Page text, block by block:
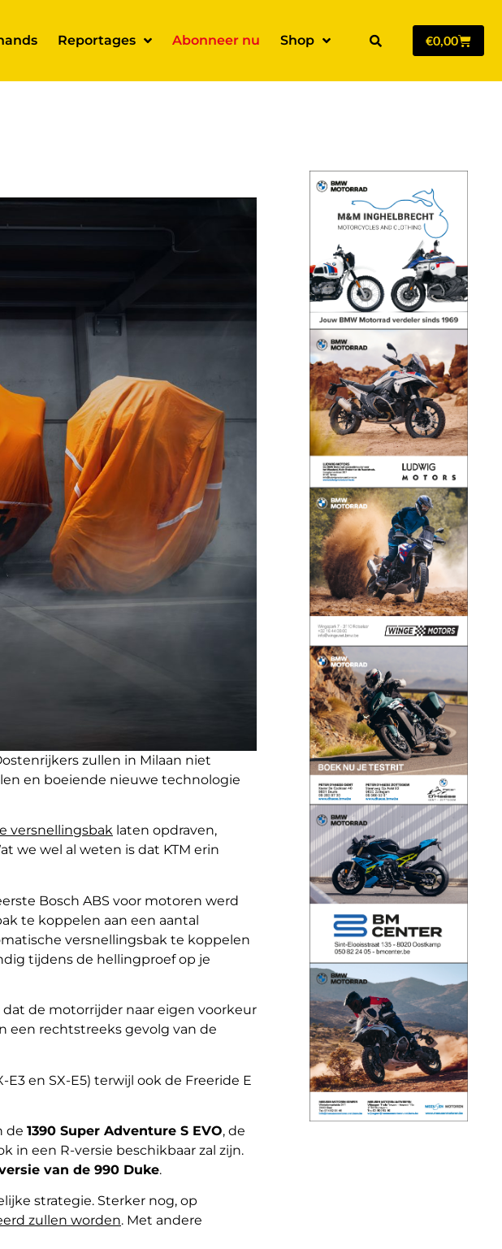
Reportages Abonneer nu Shop €0,00
zullen in Milaan niet
en boeiende nieuwe technologie
versnellingsbak laten opdraven,
we wel al weten is dat KTM erin
Bosch ABS voor motoren werd
te koppelen aan een aantal
versnellingsbak te koppelen
tijdens de hellingproef op je
dat de motorrijder naar eigen voorkeur
een rechtstreeks gevolg van de
en SX-E5) terwijl ook de Freeride E
de 1390 Super Adventure S EVO, de
in een R-versie beschikbaar zal zijn.
van de 990 Duke.
strategie. Sterker nog, op
zullen worden. Met andere